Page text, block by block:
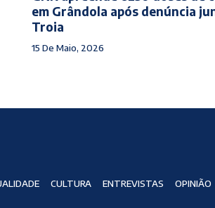
em Grândola após denúncia
Troia
15 De Maio, 2026
CULTURA ENTREVISTAS OPINIÃO